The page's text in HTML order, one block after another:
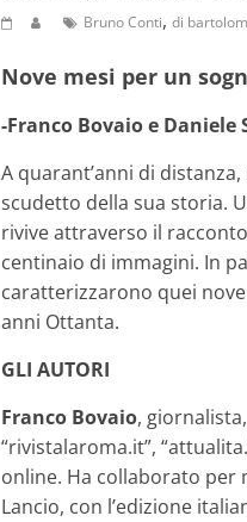
Bruno Conti, di
Nove mesi per un
-Franco Bovaio e Daniele
A quarant’anni di
scudetto della sua storia.
rivive attraverso il
centinaio di immagini. In
caratterizzarono quei
anni Ottanta.
GLI AUTORI
Franco Bovaio,
“rivistalaroma.it”,
online. Ha collaborato per
Lancio, con l’edizione